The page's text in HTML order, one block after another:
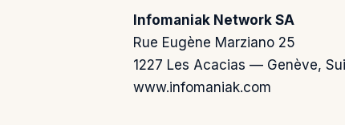
Infomaniak Network SA
Rue Eugène Marziano 25
1227 Les Acacias — Genève,
www.infomaniak.com